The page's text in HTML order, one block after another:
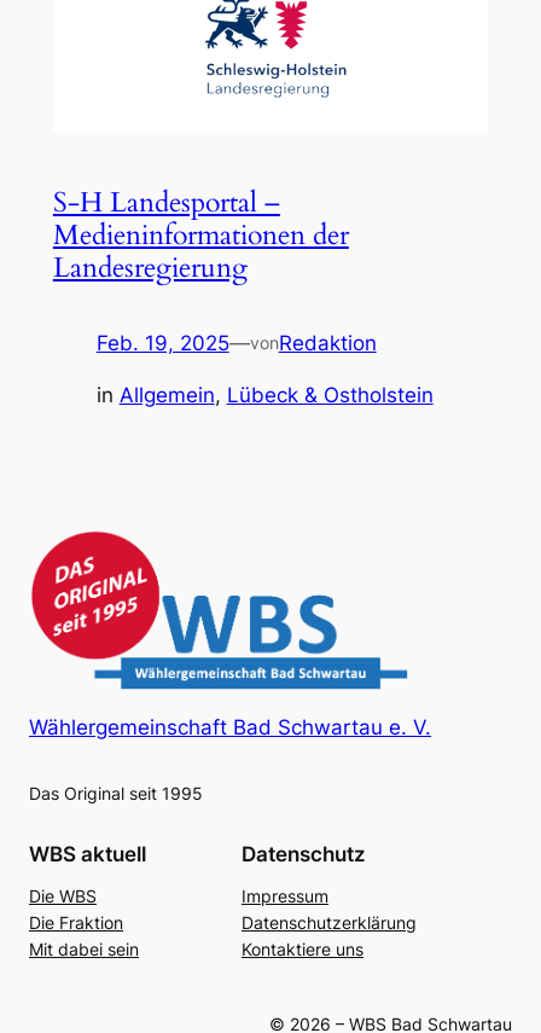
S-H Landesportal –
Medieninformationen der
Landesregierung
Feb. 19, 2025—vonRedaktion
in Allgemein, Lübeck & Ostholstein
Wählergemeinschaft Bad Schwartau e. V.
Das Original seit 1995
WBS aktuell
Die WBS
Die Fraktion
Mit dabei sein
Datenschutz
Impressum
Datenschutzerklärung
Kontaktiere uns
© 2026 – WBS Bad Schwartau